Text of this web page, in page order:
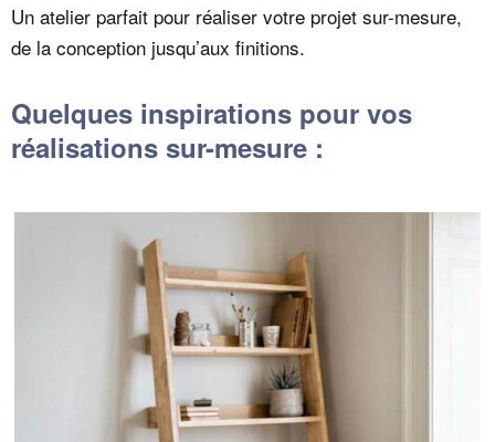
Un atelier parfait pour réaliser votre projet sur-mesure,
de la conception jusqu’aux finitions.
Quelques inspirations pour vos
réalisations sur-mesure :